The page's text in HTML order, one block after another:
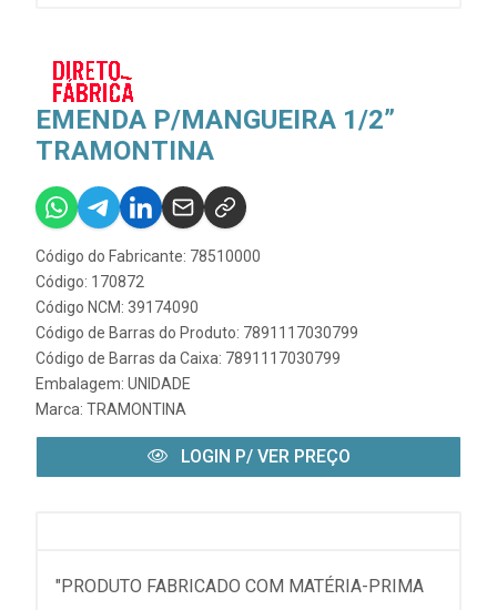
EMENDA P/MANGUEIRA 1/2”
TRAMONTINA
Código do Fabricante: 78510000
Código: 170872
Código NCM: 39174090
Código de Barras do Produto: 7891117030799
Código de Barras da Caixa: 7891117030799
Embalagem: UNIDADE
Marca: TRAMONTINA
LOGIN P/ VER PREÇO
"PRODUTO FABRICADO COM MATÉRIA-PRIMA